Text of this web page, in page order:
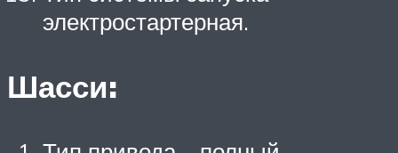
электростартерная.
Шасси: